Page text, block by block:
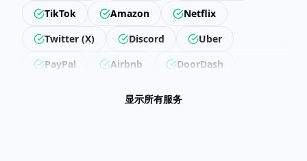
TikTok
Amazon
Netflix
Twitter (X)
Discord
Uber
PayPal
Airbnb
DoorDash
显示所有服务